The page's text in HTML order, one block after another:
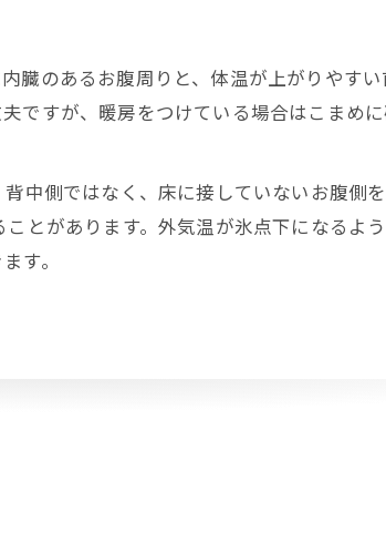
のあるお腹周りと、体温が上がりやすい
すが、暖房をつけている場合はこまめに
中側ではなく、床に接していないお腹側を
とがあります。外気温が氷点下になるよ
す。